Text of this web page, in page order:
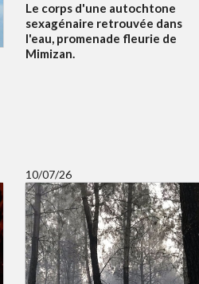
Le corps d'une autochtone
sexagénaire retrouvée dans
l'eau, promenade fleurie de
Mimizan.
10/07/26